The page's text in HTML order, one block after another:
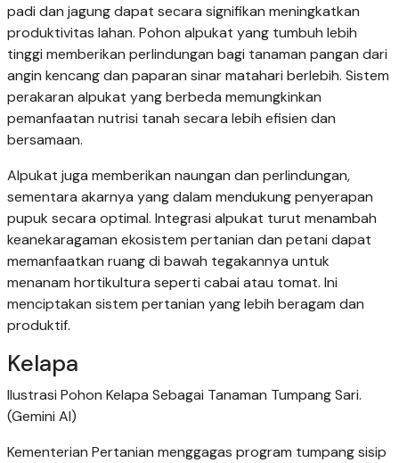
padi dan jagung dapat secara signifikan meningkatkan
produktivitas lahan. Pohon alpukat yang tumbuh lebih
tinggi memberikan perlindungan bagi tanaman pangan dari
angin kencang dan paparan sinar matahari berlebih. Sistem
perakaran alpukat yang berbeda memungkinkan
pemanfaatan nutrisi tanah secara lebih efisien dan
bersamaan.
Alpukat juga memberikan naungan dan perlindungan,
sementara akarnya yang dalam mendukung penyerapan
pupuk secara optimal. Integrasi alpukat turut menambah
keanekaragaman ekosistem pertanian dan petani dapat
memanfaatkan ruang di bawah tegakannya untuk
menanam hortikultura seperti cabai atau tomat. Ini
menciptakan sistem pertanian yang lebih beragam dan
produktif.
Kelapa
Ilustrasi Pohon Kelapa Sebagai Tanaman Tumpang Sari.
(Gemini AI)
Kementerian Pertanian menggagas program tumpang sisip